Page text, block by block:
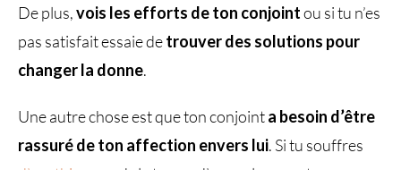
De plus,vois les efforts de ton conjointou si tu n’es
pas satisfait essaie detrouver des solutions pour
changer la donne.
Une autre chose est que ton conjointa besoin d’être
rassuré de ton affection envers lui. Si tu souffres